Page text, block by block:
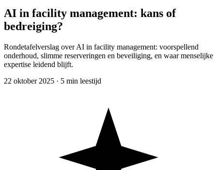
AI in facility management: kans of
bedreiging?
Rondetafelverslag over AI in facility management: voorspellend
onderhoud, slimme reserveringen en beveiliging, en waar menselijke
expertise leidend blijft.
22 oktober 2025 · 5 min leestijd